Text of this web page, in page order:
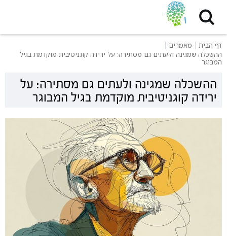
דף הבית
מאמרים
ההשכלה שמגינה ולעתים גם מסתירה: על ירידה קוגניטיבית מוקדמת בגיל
המבוגר
ההשכלה שמגינה ולעתים גם מסתירה: על
ירידה קוגניטיבית מוקדמת בגיל המבוגר